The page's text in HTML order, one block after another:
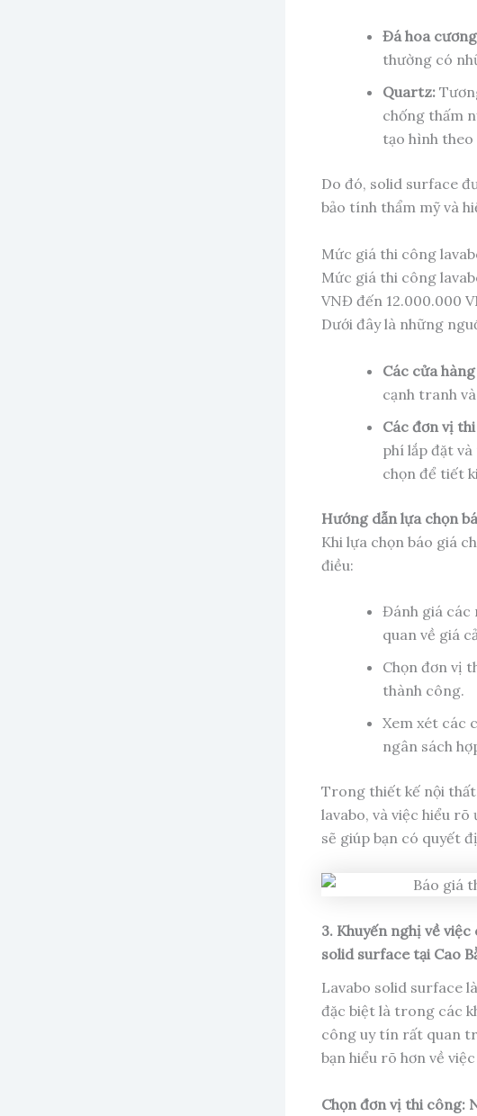
Đá hoa
thường có
Quartz:
chống thấm
tạo hình theo
Do đó, solid surface
bảo tính thẩm mỹ và
Mức giá thi công
Mức giá thi công
VNĐ đến 12.000.000
Dưới đây là những
Các cửa
cạnh tranh
Các đơn vị
phí lắp đặt
chọn để tiết
Hướng dẫn lựa chọn
Khi lựa chọn báo giá
điều:
Đánh giá các
quan về giá
Chọn đơn vị
thành công.
Xem xét các
ngân sách
Trong thiết kế nội
lavabo, và việc hiểu
sẽ giúp bạn có quyết
3. Khuyến nghị về
solid surface tại Cao
Lavabo solid surface
đặc biệt là trong các
công uy tín rất quan
bạn hiểu rõ hơn về
Chọn đơn vị thi công: